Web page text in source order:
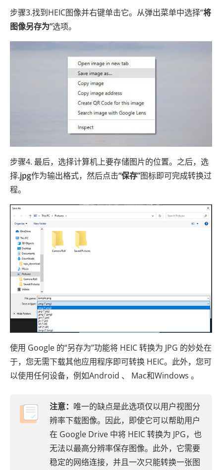
步骤3.找到HEIC图像并右键单击它。从弹出菜单中选择“将
图像另存为”选项。
步骤4. 最后，选择计算机上要存储图片的位置。之后，选
择.jpg作为输出格式，然后点击“保存”图标即可完成转换过
程。
使用 Google 的“另存为”功能将 HEIC 转换为 JPG 的妙处在
于，您无需下载其他应用程序即可转换 HEIC。此外，您可
以使用任何设备，例如Android 、 Mac和Windows 。
注意： 唯一的缺点是此选项仅以用户视图分
辨率下载图像。因此，即使它可以帮助用户
在 Google Drive 中将 HEIC 转换为 JPG，也
无法以最高分辨率保存图像。此外，它需要
稳定的网络连接，并且一次只能转换一张图